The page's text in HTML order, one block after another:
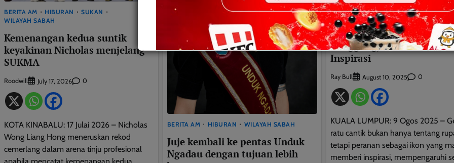
BERITA AM HIBURAN
SUKAN
WILAYAH SABAH
Kemenangan kedua suntik
keyakinan Nicholas menjelang
SUKMA
Roodwill July 17, 2026 0
KOTA KINABALU: 17 Julai 2026 – Nicholas
Wong Liang Hong meneruskan rekod
cemerlang dalam arena tinju profesional
apabila mencatat kemenangan kedua
BERITA AM HIBURAN WILAYAH SABAH
Juje kembali ke pentas Unduk
Ngadau dengan tujuan lebih
HIBURAN
Ratu Cantik Bukan
Semata Tetapi Menggalas
Tanggungjawab dan
Inspirasi
Ray Bull August 10, 2025 0
KUALA LUMPUR: 9 Ogos 2025 –
ratu cantik bukan hanya tentang
tetapi peranan sebagai ikon yang
memberi inspirasi, mempengaruhi